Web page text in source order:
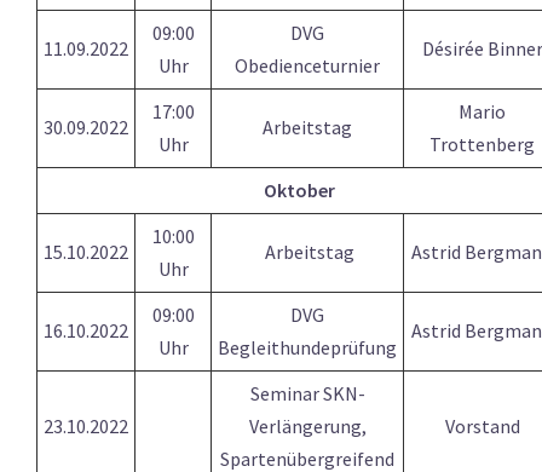
11.09.2022
09:00
Uhr
DVG
Obedienceturnier
Désirée Binner
30.09.2022
17:00
Uhr
Arbeitstag
Mario
Trottenberg
Oktober
15.10.2022
10:00
Uhr
Arbeitstag Astrid
16.10.2022
09:00
Uhr
DVG
Begleithundeprüfung
Astrid
23.10.2022
Seminar SKN-
Verlängerung,
Spartenübergreifend
Vorstand